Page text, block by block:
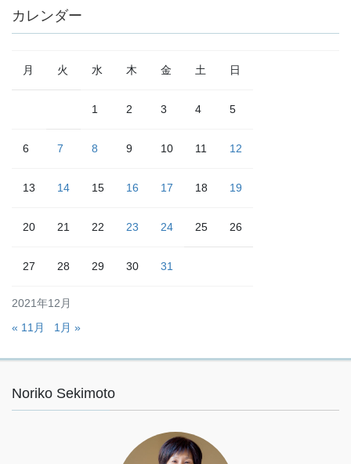
カレンダー
2021年12月
月 火 水 木 金 土 日
1 2 3 4 5
6 7 8 9 10 11 12
13 14 15 16 17 18 19
20 21 22 23 24 25 26
27 28 29 30 31
« 11月 1月 »
Noriko Sekimoto